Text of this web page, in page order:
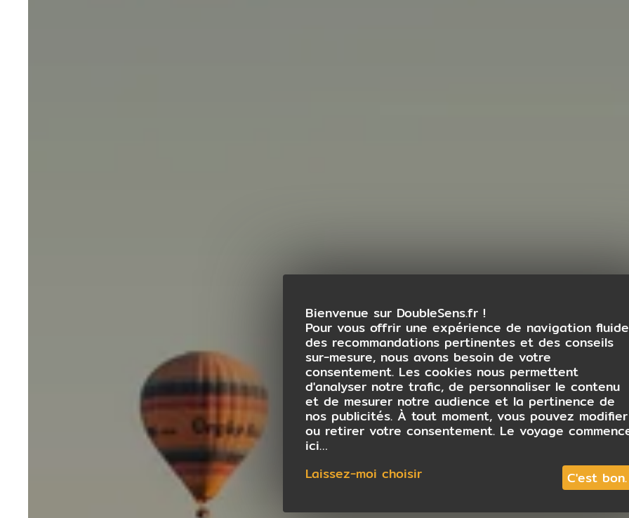
Bienvenue sur DoubleSens.fr !
Pour vous offrir une expérience de navigation
des recommandations pertinentes et des conseils
sur-mesure, nous avons besoin de votre
consentement. Les cookies nous permettent
d'analyser notre trafic, de personnaliser le contenu
et de mesurer notre audience et la pertinence de
nos publicités. À tout moment, vous pouvez modifier
ou retirer votre consentement. Le voyage
ici…
Laissez-moi choisir
C'est bon.